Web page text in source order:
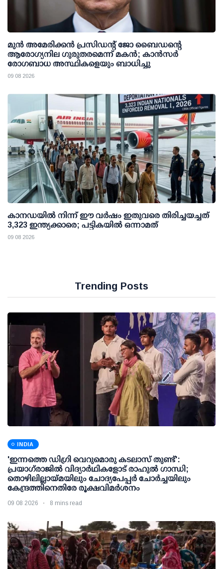
മുന്‍ അമേരിക്കന്‍ പ്രസിഡന്റ് ജോ ബൈഡന്റെ
ആരോഗ്യനില ഗുരുതരമെന്ന് മകന്‍; കാന്‍സര്‍
രോഗബാധ അസ്ഥികളെയും ബാധിച്ചു
09 08 2026
കാനഡയിൽ നിന്ന് ഈ വർഷം ഇതുവരെ തിരിച്ചയച്ചത്
3,323 ഇന്ത്യക്കാരെ; പട്ടികയിൽ ഒന്നാമത്
09 08 2026
Trending Posts
INDIA
'ഇന്നത്തെ ഡിഗ്രി വെറുമൊരു കടലാസ് തുണ്ട്':
പ്രയാഗ്‌രാജില്‍ വിദ്യാര്‍ഥികളോട് രാഹുല്‍ ഗാന്ധി;
തൊഴിലില്ലായ്മയിലും ചോദ്യപേപ്പര്‍ ചോര്‍ച്ചയിലും
കേന്ദ്രത്തിനെതിരേ രൂക്ഷവിമര്‍ശനം
09 08 2026 8 mins read